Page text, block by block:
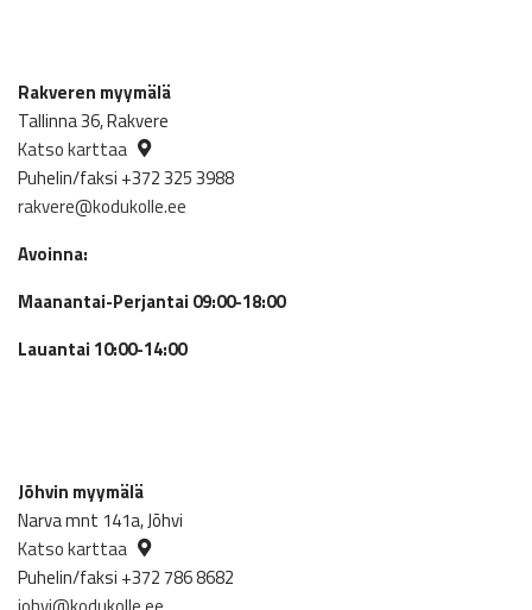
Rakveren myymälä
Tallinna 36, Rakvere
Katso karttaa
Puhelin/faksi +372 325 3988
rakvere@kodukolle.ee
Avoinna:
Maanantai-Perjantai 09:00-18:00
Lauantai 10:00-14:00
Jõhvin myymälä
Narva mnt 141a, Jõhvi
Katso karttaa
Puhelin/faksi +372 786 8682